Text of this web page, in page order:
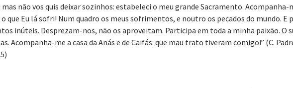
não vos quis deixar sozinhos: estabeleci o meu grande Sacramento. Acompanha-
que Eu lá sofri! Num quadro os meus sofrimentos, e noutro os pecados do mundo. E
inúteis. Desprezam-nos, não os aproveitam. Participa em toda a minha paixão. O
Acompanha-me a casa da Anás e de Caifás: que mau trato tiveram comigo!” (C.